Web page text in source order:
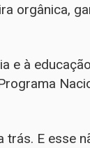
orgânica,
e à
E esse